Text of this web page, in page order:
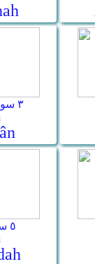
٣ سورة آل عمران
٥ سورة المائدة